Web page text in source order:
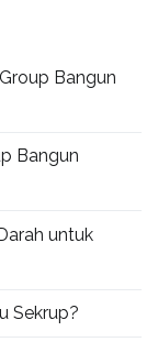
Bangun
Bangun
untuk
Sekrup?